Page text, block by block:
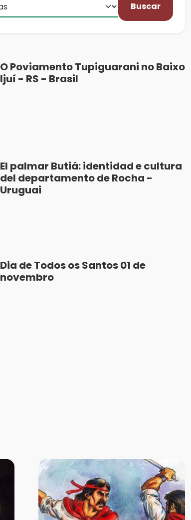
Buscar
O Poviamento Tupiguarani no Baixo
Ijuí - RS - Brasil
El palmar Butiá: identidad e cultura
del departamento de Rocha -
Uruguai
Dia de Todos os Santos 01 de
novembro